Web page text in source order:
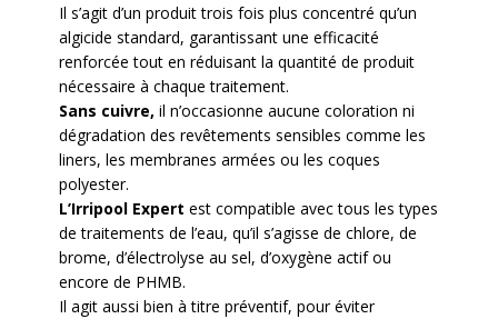
Il s’agit d’un produit trois fois plus concentré qu’un
algicide standard, garantissant une efficacité
renforcée tout en réduisant la quantité de produit
nécessaire à chaque traitement.
Sans cuivre, il n’occasionne aucune coloration ni
dégradation des revêtements sensibles comme les
liners, les membranes armées ou les coques
polyester.
L’Irripool Expert est compatible avec tous les types
de traitements de l’eau, qu’il s’agisse de chlore, de
brome, d’électrolyse au sel, d’oxygène actif ou
encore de PHMB.
Il agit aussi bien à titre préventif, pour éviter